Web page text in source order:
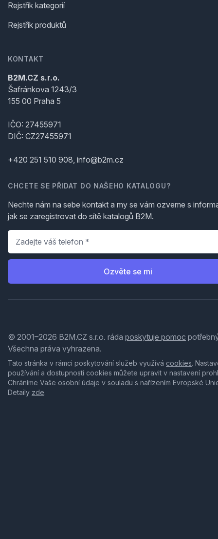
Rejstřík kategorií
Rejstřík produktů
KONTAKT
B2M.CZ s.r.o.
Šafránkova 1243/3
155 00 Praha 5
IČO: 27455971
DIČ: CZ27455971
+420 251 510 908, info@b2m.cz
CHCETE SE PŘIDAT DO NAŠEHO KATALOGU?
Nechte nám na sebe kontakt a my se vám ozveme s
jak se zaregistrovat do sítě katalogů B2M.
Telefon
Ozvěte se mi
© 2001–2026 B2M.CZ s.r.o. ráda poskytuje pomoc
Všechna práva vyhrazena.
Tato stránka v rámci poskytování služeb využívá cookies.
používání a dostupnosti cookies můžete upravit v nastavení
Chráníme Vaše osobní údaje v souladu s nařízením Evropské
Detaily zde.